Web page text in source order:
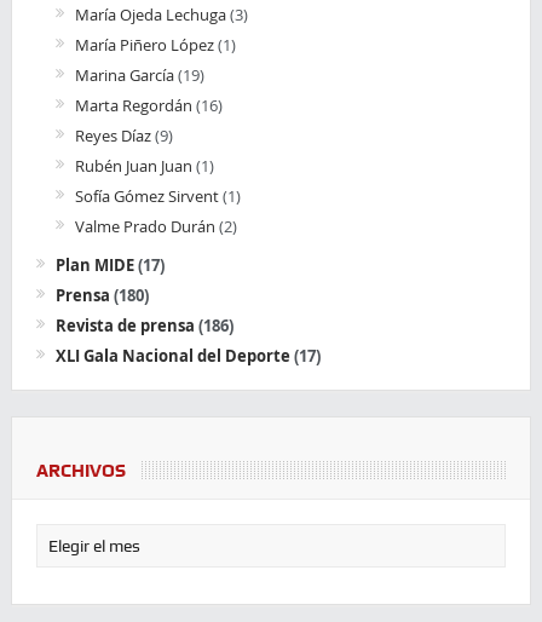
María Ojeda Lechuga(3)
María Piñero López(1)
Marina García(19)
Marta Regordán (16)
Reyes Díaz(9)
Rubén Juan Juan (1)
Sofía Gómez Sirvent(1)
Valme Prado Durán (2)
Plan MIDE(17)
Prensa (180)
Revista de prensa (186)
XLI Gala Nacional del Deporte (17)
ARCHIVOS